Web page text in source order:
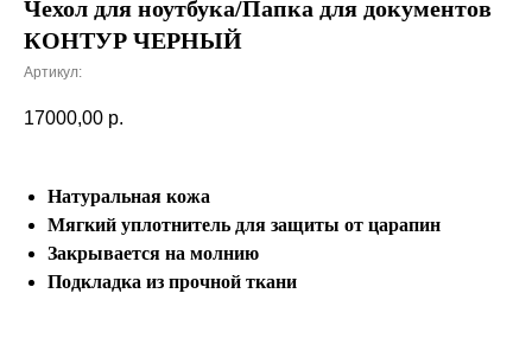
Чехол для ноутбука/Папка для документов
КОНТУР ЧЕРНЫЙ
Артикул:
17000,00 р.
Натуральная кожа
Мягкий уплотнитель для защиты от царапин
Закрывается на молнию
Подкладка из прочной ткани